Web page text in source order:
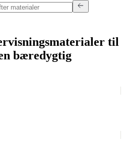
til
bæredygtig